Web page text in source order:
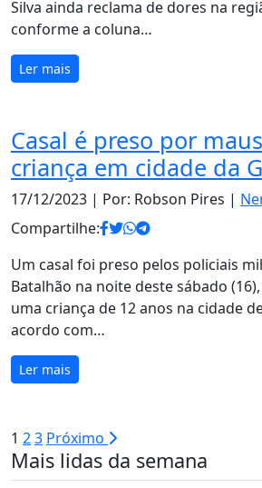
Silva ainda reclama de dores na
conforme a coluna…
Ler mais
Casal é preso por
criança em cidade da
17/12/2023 | Por: Robson Pires |
Compartilhe:
Um casal foi preso pelos policiais
Batalhão na noite deste sábado
uma criança de 12 anos na cidade
acordo com…
Ler mais
Paginação
de
1 23 Próximo
Mais lidas da semana